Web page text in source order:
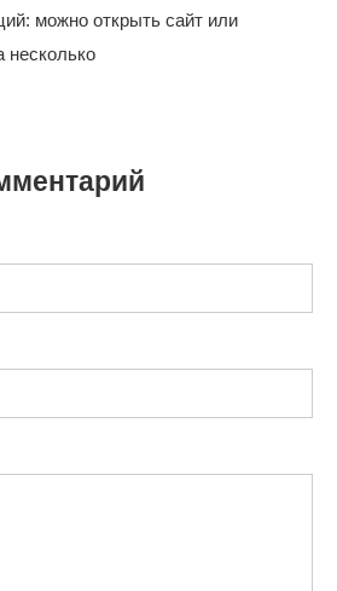
можно открыть сайт или
несколько